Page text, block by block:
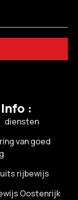
Info :
diensten
van goed
rijbewijs
Oostenrijk